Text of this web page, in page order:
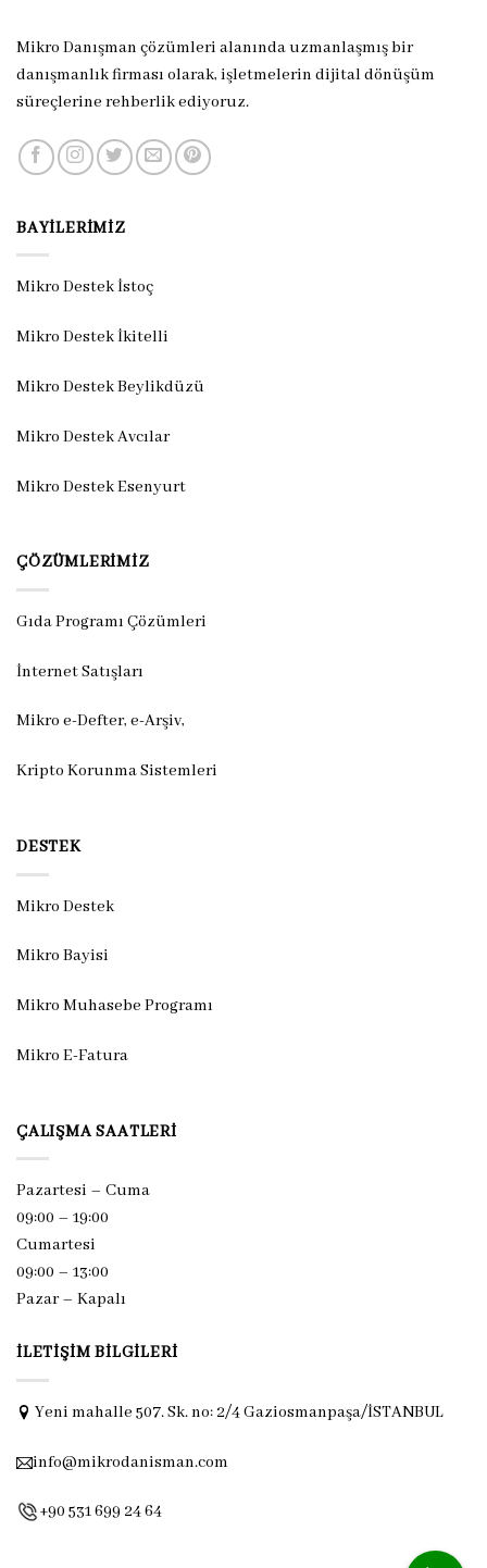
Mikro Danışman çözümleri alanında uzmanlaşmış bir
danışmanlık firması olarak, işletmelerin dijital dönüşüm
süreçlerine rehberlik ediyoruz.
BAYILERIMIZ
Mikro Destek İstoç
Mikro Destek İkitelli
Mikro Destek Beylikdüzü
Mikro Destek Avcılar
Mikro Destek Esenyurt
ÇÖZÜMLERIMIZ
Gıda Programı Çözümleri
İnternet Satışları
Mikro e-Defter, e-Arşiv,
Kripto Korunma Sistemleri
DESTEK
Mikro Destek
Mikro Bayisi
Mikro Muhasebe Programı
Mikro E-Fatura
ÇALIŞMA SAATLERI
Pazartesi – Cuma
09:00 – 19:00
Cumartesi
09:00 – 13:00
Pazar – Kapalı
İLETIŞIM BILGILERI
Yeni mahalle 507. Sk. no: 2/4 Gaziosmanpaşa/İSTANBUL
info@mikrodanisman.com
+90 531 699 24 64